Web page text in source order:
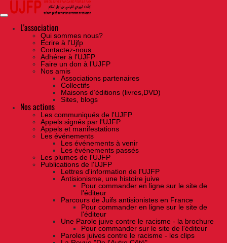
Skip
the
contentL'association
Qui sommes nous?
Ecrire à l’Ujfp
Contactez-nous
Adhérer à l’UJFP
Faire un don à l’UJFP
Nos amis
Associations partenaires
Collectifs
Maisons d’éditions (livres,DVD)
Sites, blogs
Nos actions
Les communiqués de l'UJFP
Appels signés par l'UJFP
Appels et manifestations
Les événements
Les événements à venir
Les événements passés
Les plumes de l'UJFP
Publications de l'UJFP
Lettres d'information de l'UJFP
Antisionisme, une histoire juive
Pour commander en ligne sur le site de
l'éditeur
Parcours de Juifs antisionistes en France
Pour commander en ligne sur le site de
l'éditeur
Une Parole juive contre le racisme - la brochure
Pour commander sur le site de l'éditeur
Paroles juives contre le racisme - les clips